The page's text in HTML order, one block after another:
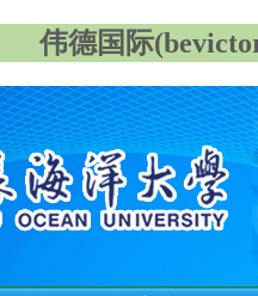
伟德国际